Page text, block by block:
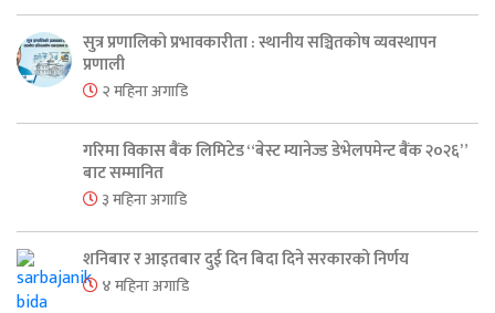
सुत्र प्रणालिको प्रभावकारीता : स्थानीय सञ्चितकोष व्यवस्थापन
प्रणाली
२ महिना अगाडि
गरिमा विकास बैंक लिमिटेड “बेस्ट म्यानेज्ड डेभेलपमेन्ट बैंक २०२६”
बाट सम्मानित
३ महिना अगाडि
शनिबार र आइतबार दुई दिन बिदा दिने सरकारको निर्णय
४ महिना अगाडि